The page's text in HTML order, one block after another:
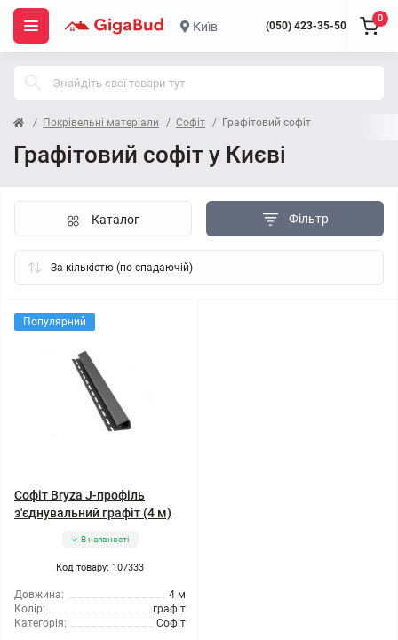
Київ (050) 423-35-50
0
Покрівельні матеріали Софіт Графітовий софіт
Графітовий софіт у Києві
Фільтр
Каталог
Популярний
Софіт Bryza J-профіль
з'єднувальний графіт (4 м)
В наявності
Код товару: 107333
Довжина:
4 м
Колір:
графіт
Категорія:
Софіт